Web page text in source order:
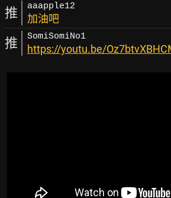
推 aaapple12
加油吧
推 SomiSomiNo1
https://youtu.be/